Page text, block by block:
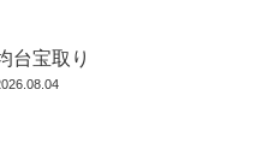
台宝取り